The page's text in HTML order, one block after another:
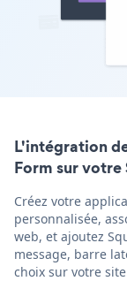
L'intégration
Form sur votre
Créez votre
personnalisée,
web, et ajoutez
message, barre
choix sur votre